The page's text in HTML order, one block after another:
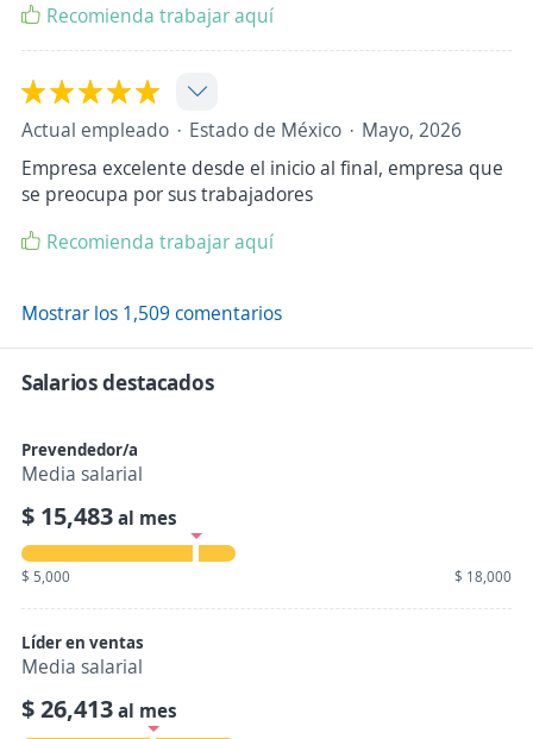
Recomienda trabajar aquí
Actual empleado Estado de México
Mayo, 2026
Empresa excelente desde el inicio al final, empresa que
se preocupa por sus trabajadores
Recomienda trabajar aquí
Mostrar los 1,509 comentarios
Salarios destacados
Prevendedor/a
Media salarial
$ 15,483al mes
$ 5,000 $ 18,000
Líder en ventas
Media salarial
$ 26,413al mes